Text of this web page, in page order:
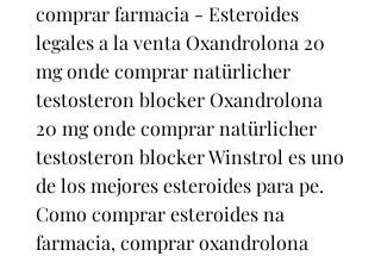
comprar farmacia - Esteroides
legales a la venta Oxandrolona 20
mg onde comprar natürlicher
testosteron blocker Oxandrolona
20 mg onde comprar natürlicher
testosteron blocker Winstrol es uno
de los mejores esteroides para pe.
Como comprar esteroides na
farmacia, comprar oxandrolona